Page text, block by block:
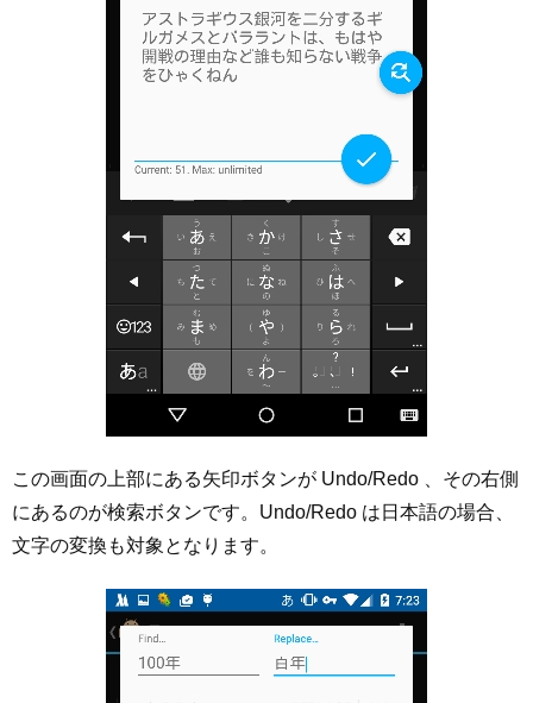
この画面の上部にある矢印ボタンが Undo/Redo 、その右側
にあるのが検索ボタンです。Undo/Redo は日本語の場合、
文字の変換も対象となります。